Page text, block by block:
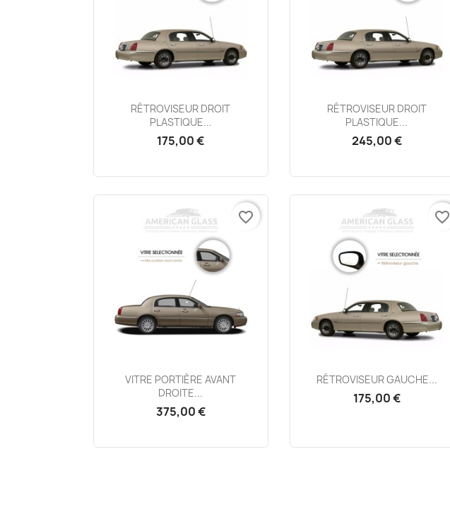
Aperçu rapide
RÉTROVISEUR DROIT
PLASTIQUE...
175,00 €
Aperçu rapide
RÉTROVISEUR DROIT
PLASTIQUE...
245,00 €
Aperçu rapide
VITRE PORTIÈRE AVANT
DROITE...
375,00 €
favorite_border
Aperçu rapide
RÉTROVISEUR GAUCHE...
175,00 €
favorite_border